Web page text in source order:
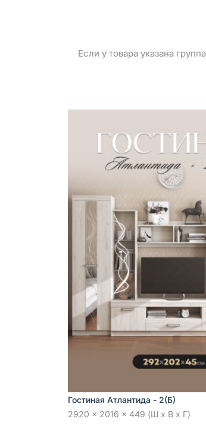
Если у товара указана
Гостиная Атлантида - 2(Б)
2920 x 2016 x 449 (Ш x В x Г)